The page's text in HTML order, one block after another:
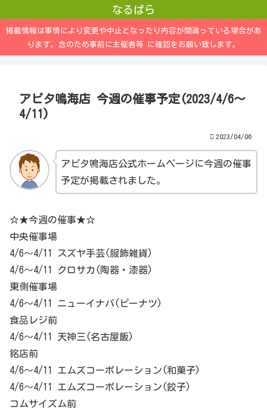
なるぱら
掲載情報は事情により変更や中止となったり内容が間違っている場合があ
ります。念のため事前に主催者等 に確認をお願い致します。
アピタ鳴海店 今週の催事予定(2023/4/6～
4/11)
2023/04/06
アピタ鳴海店公式ホームページに今週の催事
予定が掲載されました。
☆★今週の催事★☆
中央催事場
4/6～4/11 スズヤ手芸(服飾雑貨)
4/6～4/11 クロサカ(陶器・漆器)
東側催事場
4/6～4/11 ニューイナバ(ピーナツ)
食品レジ前
4/6～4/11 天神三(名古屋飯)
銘店前
4/6～4/11 エムズコーポレーション(和菓子)
4/6～4/11 エムズコーポレーション(餃子)
コムサイズム前